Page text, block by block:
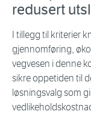
redusert
I tillegg til kriterier
gjennomføring,
vegvesen i denne
sikre oppetiden til
løsningsvalg som